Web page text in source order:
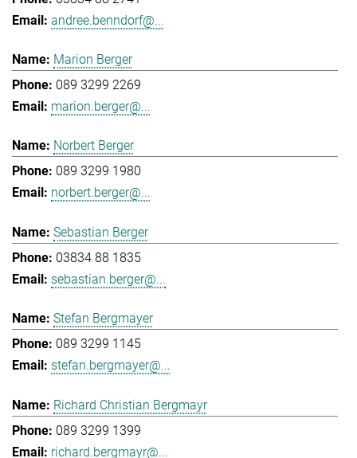
andree.benndorf@...
Marion Berger
089 3299 2269
marion.berger@...
Norbert Berger
089 3299 1980
norbert.berger@...
Sebastian Berger
03834 88 1835
sebastian.berger@...
Stefan Bergmayer
089 3299 1145
stefan.bergmayer@...
Richard Christian Bergmayr
089 3299 1399
richard.bergmayr@...